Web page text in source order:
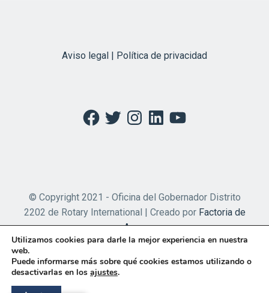
Aviso legal | Política de privacidad
Facebook
TwitterInstagramLinkedInYouTube
© Copyright 2021 - Oficina del Gobernador Distrito
2202 de Rotary International | Creado por Factoria de
Apps
Utilizamos cookies para darle la mejor experiencia en nuestra
web.
Puede informarse más sobre qué cookies estamos utilizando o
desactivarlas en los ajustes.